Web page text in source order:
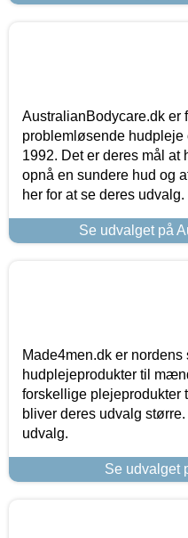
AustralianBodycare.dk er
problemløsende
1992. Det er deres mål
opnå en sundere hud og
her for at se deres udvalg.
Se udvalget på
Made4men.dk er
hudplejeprodukter til
forskellige plejeprodukter
bliver deres udvalg
udvalg.
Se udvalget